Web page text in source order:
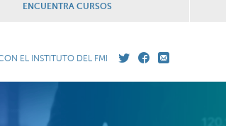
ENCUENTRA CURSOS
EL INSTITUTO DEL FMI